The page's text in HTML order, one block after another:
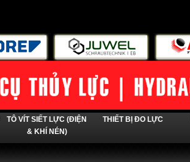
TÔ VÍT SIẾT LỰC (ĐIỆN
& KHÍ NÉN)
THIẾT BỊ ĐO LỰC